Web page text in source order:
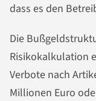
dass es den
Die
Risikokalkulation
Verbote nach
Millionen Euro